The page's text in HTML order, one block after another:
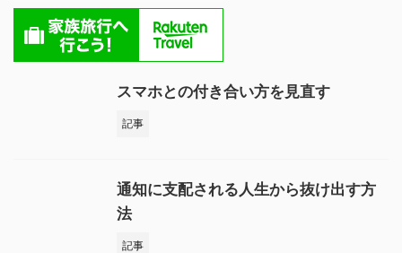
スマホとの付き合い方を見直す
記事
通知に支配される人生から抜け出す方
法
記事